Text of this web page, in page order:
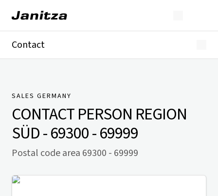
Contact
Presse
SALES GERMANY
CONTACT PERSON REGION
SÜD - 69300 - 69999
Postal code area 69300 - 69999